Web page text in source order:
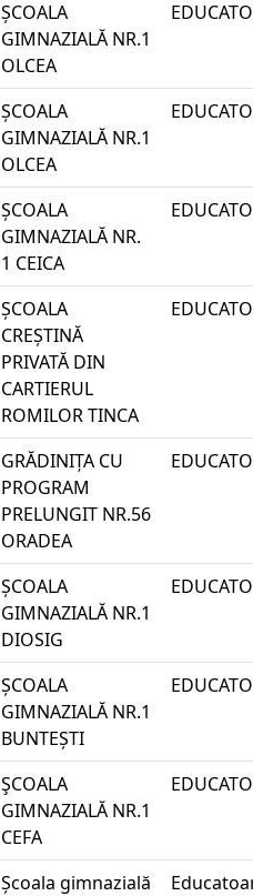
ȘCOALA
GIMNAZIALĂ NR.1
OLCEA
ȘCOALA
GIMNAZIALĂ NR.1
OLCEA
ȘCOALA
GIMNAZIALĂ NR.
1 CEICA
ȘCOALA
CREȘTINĂ
PRIVATĂ DIN
CARTIERUL
ROMILOR TINCA
GRĂDINIȚA CU
PROGRAM
PRELUNGIT NR.56
ORADEA
ȘCOALA
GIMNAZIALĂ NR.1
DIOSIG
ȘCOALA
GIMNAZIALĂ NR.1
BUNTEȘTI
ŞCOALA
GIMNAZIALĂ NR.1
CEFA
Școala gimnazială